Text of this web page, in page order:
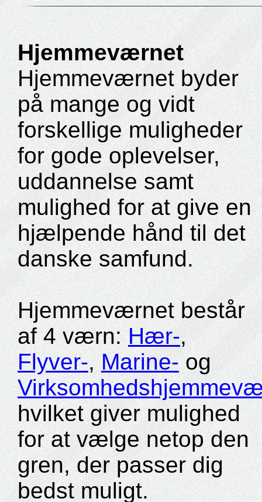
Hjemmeværnet
Hjemmeværnet byder
på mange og vidt
forskellige muligheder
for gode oplevelser,
uddannelse samt
mulighed for at give en
hjælpende hånd til det
danske samfund.
Hjemmeværnet består
af 4 værn:Hær-,
Flyver-,Marine-og
hvilket giver mulighed
for at vælge netop den
gren, der passer dig
bedst muligt.